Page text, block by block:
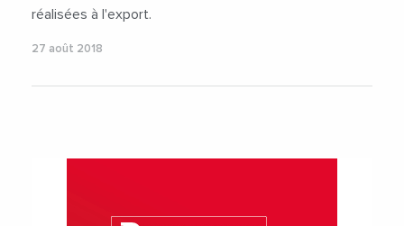
réalisées à l'export.
27 août 2018